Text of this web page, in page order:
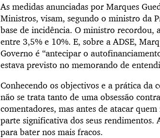
As medidas anunciadas por Marques
Ministros, visam, segundo o ministro da
base de incidência. O ministro recordou,
entre 3,5% e 10%. E, sobre a ADSE,
Governo é “antecipar o
estava previsto no memorando de
Conhecendo os objectivos e a prática da
não se trata tanto de uma obsessão
comentadores, mas antes de atacar
parte significativa dos seus rendimentos.
para bater nos mais fracos.